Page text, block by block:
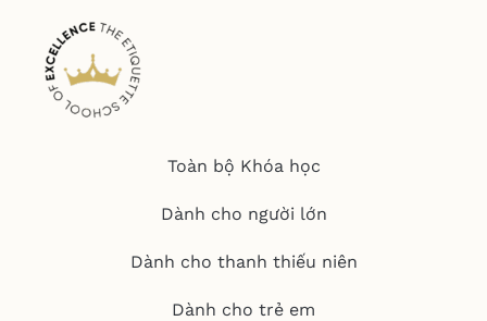
Toàn bộ Khóa học
Dành cho người lớn
Dành cho thanh thiếu niên
Dành cho trẻ em